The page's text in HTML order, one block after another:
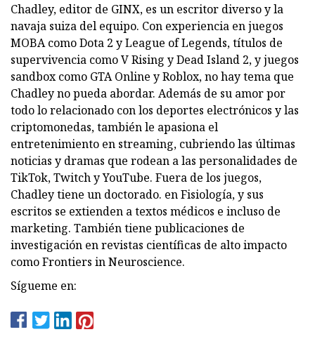
Chadley, editor de GINX, es un escritor diverso y la
navaja suiza del equipo. Con experiencia en juegos
MOBA como Dota 2 y League of Legends, títulos de
supervivencia como V Rising y Dead Island 2, y juegos
sandbox como GTA Online y Roblox, no hay tema que
Chadley no pueda abordar. Además de su amor por
todo lo relacionado con los deportes electrónicos y las
criptomonedas, también le apasiona el
entretenimiento en streaming, cubriendo las últimas
noticias y dramas que rodean a las personalidades de
TikTok, Twitch y YouTube. Fuera de los juegos,
Chadley tiene un doctorado. en Fisiología, y sus
escritos se extienden a textos médicos e incluso de
marketing. También tiene publicaciones de
investigación en revistas científicas de alto impacto
como Frontiers in Neuroscience.
Sígueme en: